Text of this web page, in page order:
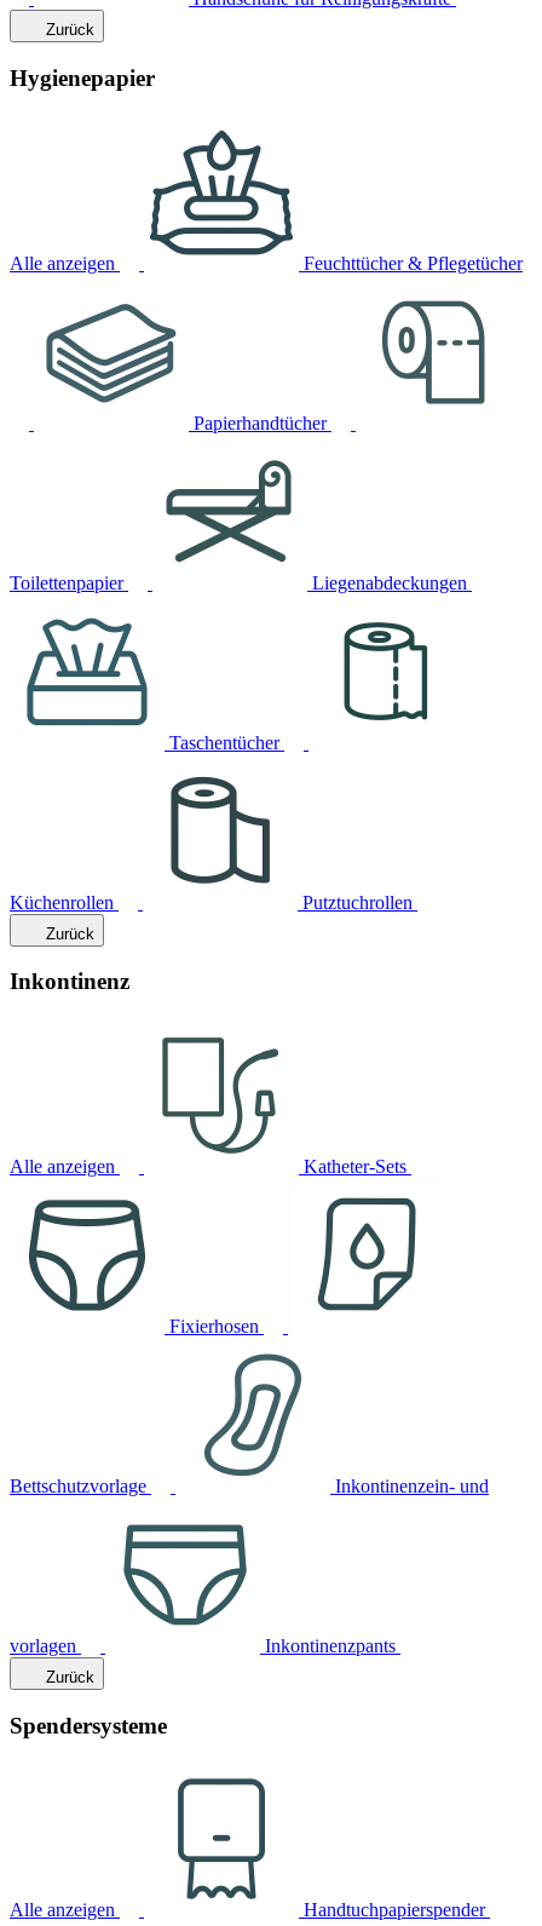
Zurück
Hygienepapier
Alle anzeigen Feuchttücher & Pflegetücher
Papierhandtücher
Toilettenpapier Liegenabdeckungen
Taschentücher
Küchenrollen Putztuchrollen
Zurück
Inkontinenz
Alle anzeigen Katheter-Sets
Fixierhosen
Bettschutzvorlage Inkontinenzein- und
vorlagen Inkontinenzpants
Zurück
Spendersysteme
Alle anzeigen Handtuchpapierspender